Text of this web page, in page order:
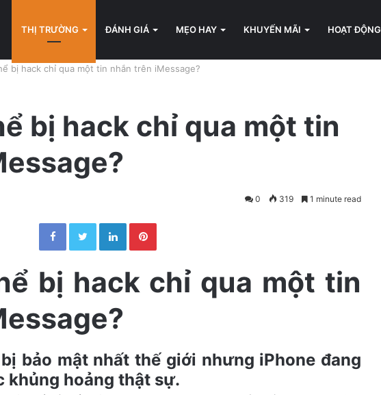
HOMETHỊ TRƯỜNG ĐÁNH GIÁ MẸO HAY KHUYẾN MÃI HOẠT ĐỘNG
bị hack chỉ qua một tin nhắn trên iMessage?
bị hack chỉ qua một tin
0 319 1 minute read
Facebook Twitter LinkedIn
bị hack chỉ qua một tin
bảo mật nhất thế giới nhưng iPhone đang
hoảng thật sự.